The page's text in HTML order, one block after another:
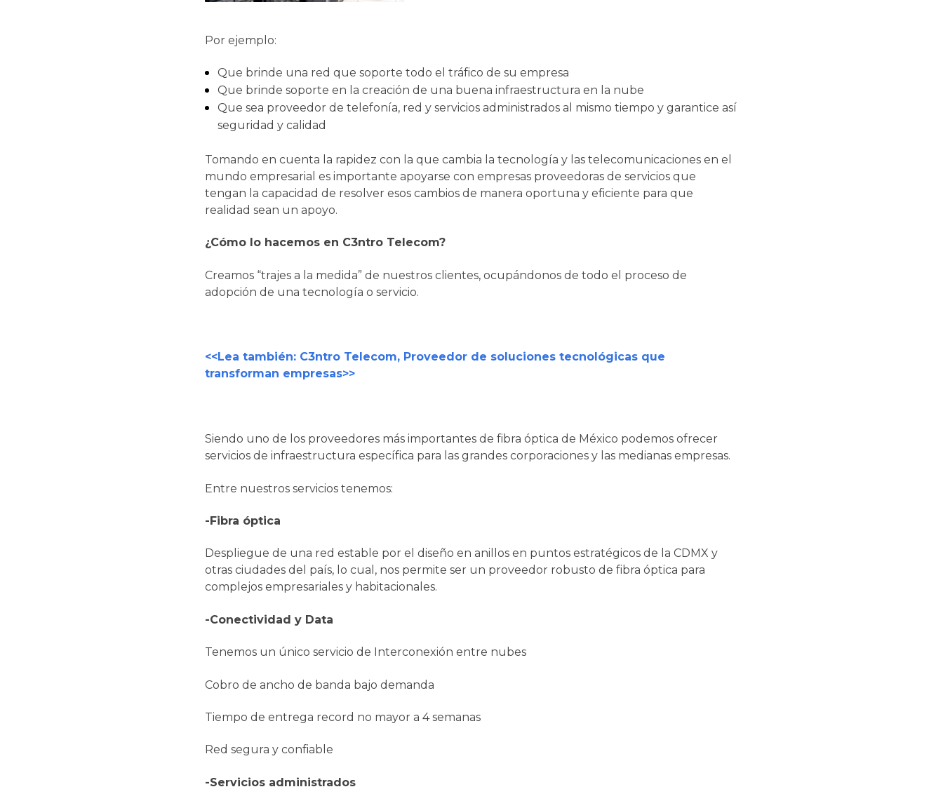
Por ejemplo:
Que brinde una red que soporte todo el tráfico de su empresa
Que brinde soporte en la creación de una buena infraestructura en la nube
Que sea proveedor de telefonía, red y servicios administrados al mismo tiempo y garantice así
seguridad y calidad
Tomando en cuenta la rapidez con la que cambia la tecnología y las telecomunicaciones en el
mundo empresarial es importante apoyarse con empresas proveedoras de servicios que
tengan la capacidad de resolver esos cambios de manera oportuna y eficiente para que
realidad sean un apoyo.
¿Cómo lo hacemos en C3ntro Telecom?
Creamos “trajes a la medida” de nuestros clientes, ocupándonos de todo el proceso de
adopción de una tecnología o servicio.
<<Lea también: C3ntro Telecom, Proveedor de soluciones tecnológicas que
transforman empresas>>
Siendo uno de los proveedores más importantes de fibra óptica de México podemos ofrecer
servicios de infraestructura específica para las grandes corporaciones y las medianas empresas.
Entre nuestros servicios tenemos:
-Fibra óptica
Despliegue de una red estable por el diseño en anillos en puntos estratégicos de la CDMX y
otras ciudades del país, lo cual, nos permite ser un proveedor robusto de fibra óptica para
complejos empresariales y habitacionales.
-Conectividad y Data
Tenemos un único servicio de Interconexión entre nubes
Cobro de ancho de banda bajo demanda
Tiempo de entrega record no mayor a 4 semanas
Red segura y confiable
-Servicios administrados